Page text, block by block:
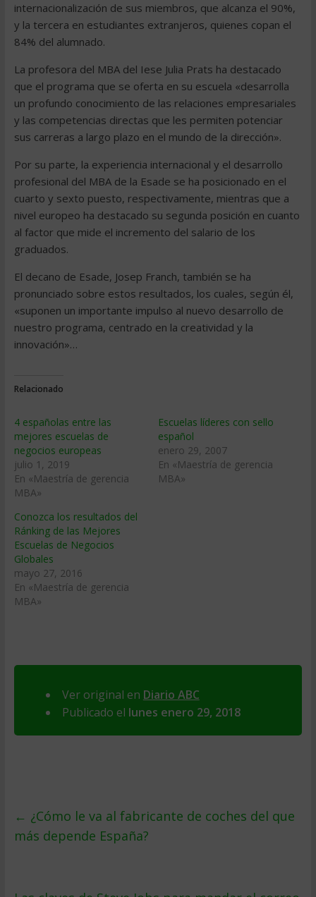
internacionalización de sus miembros, que alcanza el 90%,
y la tercera en estudiantes extranjeros, quienes copan el
84% del alumnado.
La profesora del MBA del Iese Julia Prats ha destacado
que el programa que se oferta en su escuela «desarrolla
un profundo conocimiento de las relaciones empresariales
y las competencias directas que les permiten potenciar
sus carreras a largo plazo en el mundo de la dirección».
Por su parte, la experiencia internacional y el desarrollo
profesional del MBA de la Esade se ha posicionado en el
cuarto y sexto puesto, respectivamente, mientras que a
nivel europeo ha destacado su segunda posición en cuanto
al factor que mide el incremento del salario de los
graduados.
El decano de Esade, Josep Franch, también se ha
pronunciado sobre estos resultados, los cuales, según él,
«suponen un importante impulso al nuevo desarrollo de
nuestro programa, centrado en la creatividad y la
innovación»…
Relacionado
4 españolas entre las
mejores escuelas de
negocios europeas
julio 1, 2019
En «Maestría de gerencia
MBA»
Escuelas lí­deres con sello
español
enero 29, 2007
En «Maestría de gerencia
MBA»
Conozca los resultados del
Ránking de las Mejores
Escuelas de Negocios
Globales
mayo 27, 2016
En «Maestría de gerencia
MBA»
Ver original en Diario ABC
Publicado el lunes enero 29, 2018
← ¿Cómo le va al fabricante de coches del que
más depende España?